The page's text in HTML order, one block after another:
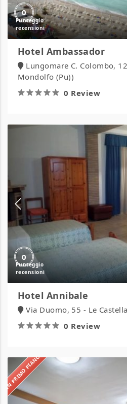
0
Hotel Ambassador
Lungomare C. Colombo,
Mondolfo (Pu))
0 Review
0
Hotel
Hotel Annibale
Via Duomo, 55 - Le Castella
0 Review
IN PRIMO PIANO
Hotel
Blu